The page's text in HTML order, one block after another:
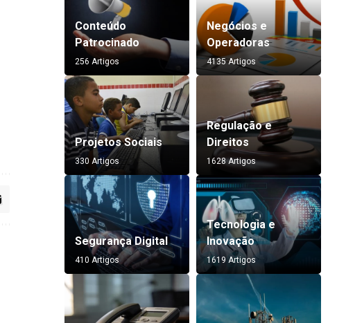
Conteúdo
Patrocinado
256 Artigos
Negócios e
Operadoras
4135 Artigos
Projetos Sociais
330 Artigos
Regulação e
Direitos
1628 Artigos
Segurança Digital
410 Artigos
Tecnologia e
Inovação
1619 Artigos